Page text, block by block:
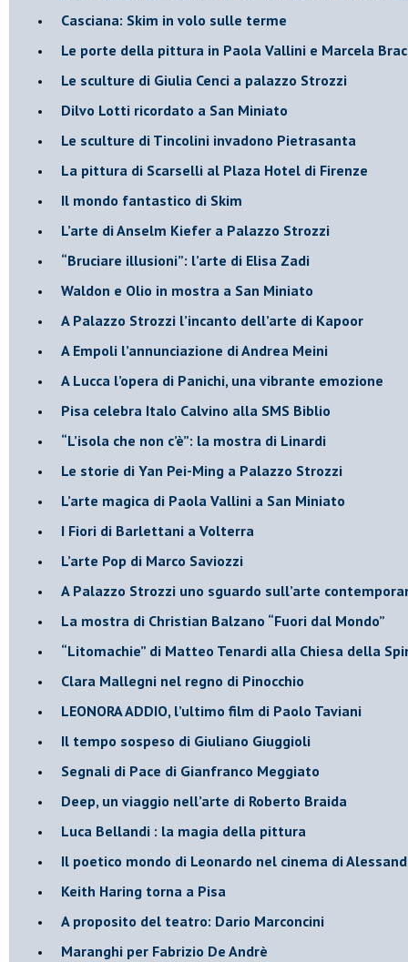
​Casciana: Skim in volo sulle terme
​Le porte della pittura in Paola Vallini e Marcela
​Le sculture di Giulia Cenci a palazzo Strozzi
​Dilvo Lotti ricordato a San Miniato
​Le sculture di Tincolini invadono Pietrasanta
La pittura di Scarselli al Plaza Hotel di Firenze
​Il mondo fantastico di Skim
​L’arte di Anselm Kiefer a Palazzo Strozzi
​“Bruciare illusioni”: l’arte di Elisa Zadi
​Waldon e Olio in mostra a San Miniato
​A Palazzo Strozzi l’incanto dell’arte di Kapoor
​A Empoli l’annunciazione di Andrea Meini
A Lucca l’opera di Panichi, una vibrante emozione
Pisa celebra Italo Calvino alla SMS Biblio
“L’isola che non c’è”: la mostra di Linardi
​Le storie di Yan Pei-Ming a Palazzo Strozzi
​L’arte magica di Paola Vallini a San Miniato
​I Fiori di Barlettani a Volterra
​L’arte Pop di Marco Saviozzi
​A Palazzo Strozzi uno sguardo sull’arte
La mostra di Christian Balzano “Fuori dal Mondo”
​“Litomachie” di Matteo Tenardi alla Chiesa della
​Clara Mallegni nel regno di Pinocchio
​LEONORA ADDIO, l’ultimo film di Paolo Taviani
Il tempo sospeso di Giuliano Giuggioli
Segnali di Pace di Gianfranco Meggiato
​Deep, un viaggio nell’arte di Roberto Braida
​Luca Bellandi : la magia della pittura
​Il poetico mondo di Leonardo nel cinema di
​Keith Haring torna a Pisa
​A proposito del teatro: Dario Marconcini
Maranghi per Fabrizio De Andrè